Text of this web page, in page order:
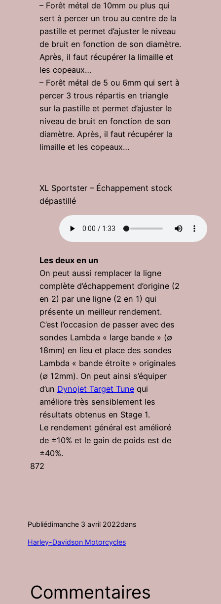
– Forêt métal de 10mm ou plus qui
sert à percer un trou au centre de la
pastille et permet d’ajuster le niveau
de bruit en fonction de son diamètre.
Après, il faut récupérer la limaille et
les copeaux…
– Forêt métal de 5 ou 6mm qui sert à
percer 3 trous répartis en triangle
sur la pastille et permet d’ajuster le
niveau de bruit en fonction de son
diamètre. Après, il faut récupérer la
limaille et les copeaux…
XL Sportster – Échappement stock
dépastillé
Les deux en un
On peut aussi remplacer la ligne
complète d’échappement d’origine (2
en 2) par une ligne (2 en 1) qui
présente un meilleur rendement.
C’est l’occasion de passer avec des
sondes Lambda « large bande » (∅
18mm) en lieu et place des sondes
Lambda « bande étroite » originales
(∅ 12mm). On peut ainsi s’équiper
d’un Dynojet Target Tune qui
améliore très sensiblement les
résultats obtenus en Stage 1.
Le rendement général est amélioré
de ±10% et le gain de poids est de
±40%.
872
Publiédimanche 3 avril 2022dans
Harley-Davidson Motorcycles
Commentaires